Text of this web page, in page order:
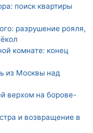
поиск квартиры
разрушение рояля,
комнате: конец
из Москвы над
верхом на борове-
и возвращение в